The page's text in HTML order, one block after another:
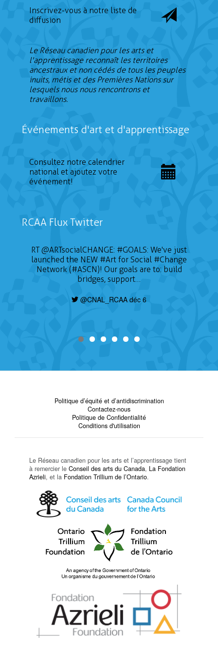
Inscrivez-vous à notre liste de
diffusion
Le Réseau canadien pour les arts et
l'apprentissage reconnaît les territoires
ancestraux et non cédés de tous les peuples
inuits, métis et des Premières Nations sur
lesquels nous nous rencontrons et
travaillons.
Événements d'art et d'apprentissage
Consultez notre calendrier
national et ajoutez votre
événement!
RCAA Flux Twitter
RT@ARTsocialCHANGE: #GOALS: We've just
launched the NEW #Art for Social #Change
Network (#ASCN)! Our goals are to: build
bridges, support…
@CNAL_RCAA déc 6
Politique d’équité et d’antidiscrimination
Contactez-nous
Politique de Confidentialité
Conditions d'utilisation
Le Réseau canadien pour les arts et l’apprentissage tient
à remercier le Conseil des arts du Canada, La Fondation
Azrieli, et la Fondation Trillium de l’Ontario.